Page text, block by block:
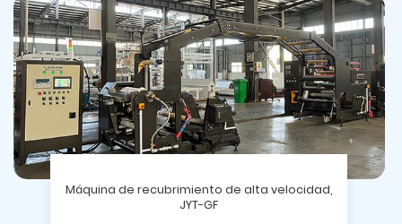
Máquina de recubrimiento de alta velocidad,
JYT-GF